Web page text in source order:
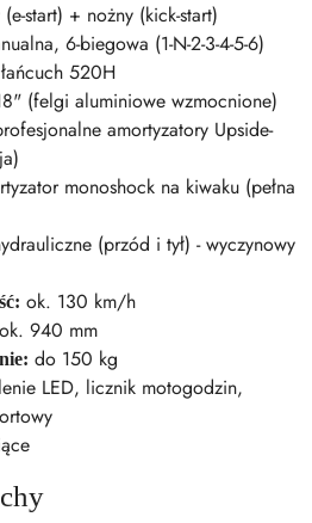
start) + nożny (kick-start)
6-biegowa (1-N-2-3-4-5-6)
520H
(felgi aluminiowe wzmocnione)
amortyzatory Upside-
monoshock na kiwaku (pełna
(przód i tył) - wyczynowy
ok. 130 km/h
ok. 940 mm
do 150 kg
LED, licznik motogodzin,